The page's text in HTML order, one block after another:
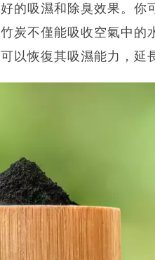
的吸濕和除臭效果。你
炭不僅能吸收空氣中的
以恢復其吸濕能力，延